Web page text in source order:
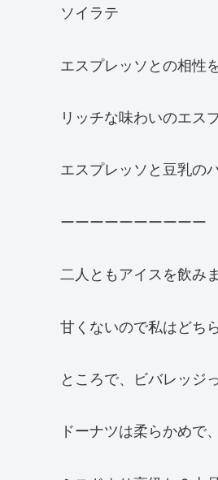
ソイラテ
エスプレッソとの相性
リッチな味わいのエス
エスプレッソと豆乳の
ーーーーーーーーーー
二人ともアイスを飲みま
甘くないので私はどち
ところで、ビバレッジ
ドーナツは柔らかめで